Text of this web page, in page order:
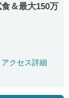
＆最大150万
アクセス詳細